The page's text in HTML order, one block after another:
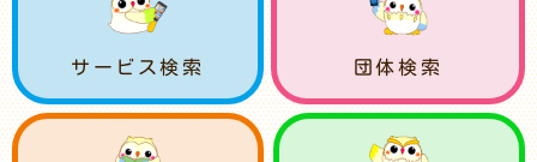
サービス検索 団体検索